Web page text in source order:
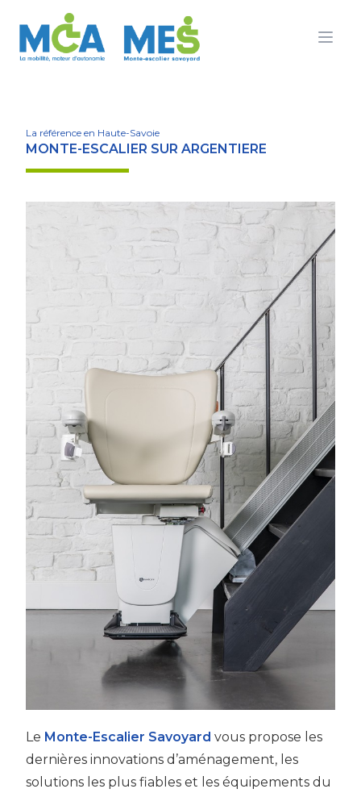
La référence en Haute-Savoie
MONTE-ESCALIER SUR ARGENTIERE
Le Monte-Escalier Savoyard vous propose les
dernières innovations d’aménagement, les
solutions les plus fiables et les équipements du